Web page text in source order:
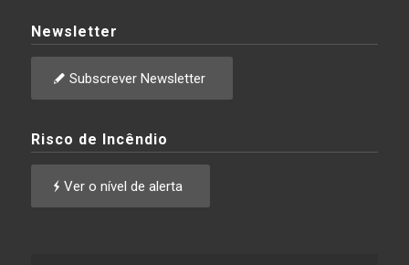
Newsletter
Subscrever Newsletter
Risco de Incêndio
Ver o nível de alerta